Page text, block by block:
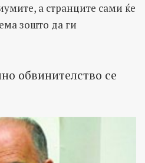
а странците сами ќе
зошто да ги
обвинителство се